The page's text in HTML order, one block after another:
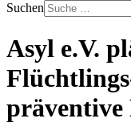
Suchen
Asyl e.V.
präventive